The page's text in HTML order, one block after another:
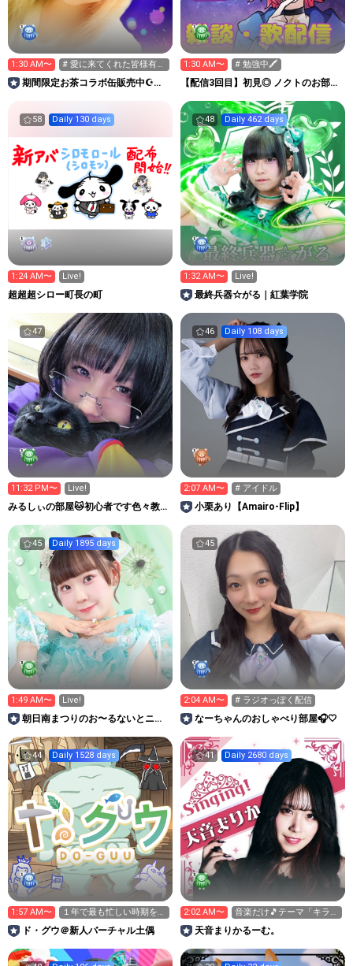
1:30 AM〜
# 愛に来てくれた皆様有り
難き🐜💜
期間限定お茶コラボ缶販売中☪︎ぱ
1:30 AM〜 # 勉強中🖍
【配信3回目】初見◎ ノクトのお部屋
58 Daily 130 days
1:24 AM〜 Live!
超超超シロー町長の町
48 Daily 462 days
1:32 AM〜 Live!
最終兵器☆がる｜紅葉学院
47
11:32 PM〜 Live!
みるしぃの部屋🐱初心者です色々教え
46 Daily 108 days
2:07 AM〜 # アイドル
小栗あり【Amairo-Flip】
45 Daily 1895 days
1:49 AM〜 Live!
朝日南まつりのお〜るないとニッ
45
2:04 AM〜 # ラジオっぽく配信
なーちゃんのおしゃべり部屋🎧🤍
44 Daily 1528 days
1:57 AM〜
１年で最も忙しい時期を越
えた。
ド・グウ＠新人バーチャル土偶
41 Daily 2680 days
2:02 AM〜
音楽だけ🎵テーマ「キラキ
ラ」
天音まりかるーむ。